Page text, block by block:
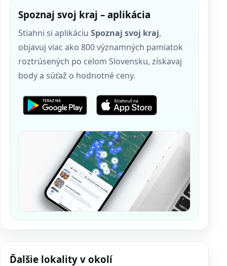
Spoznaj svoj kraj – aplikácia
Stiahni si aplikáciu Spoznaj svoj kraj,
objavuj viac ako 800 významných pamiatok
roztrúsených po celom Slovensku, získavaj
body a súťaž o hodnotné ceny.
Ďalšie lokality v okolí